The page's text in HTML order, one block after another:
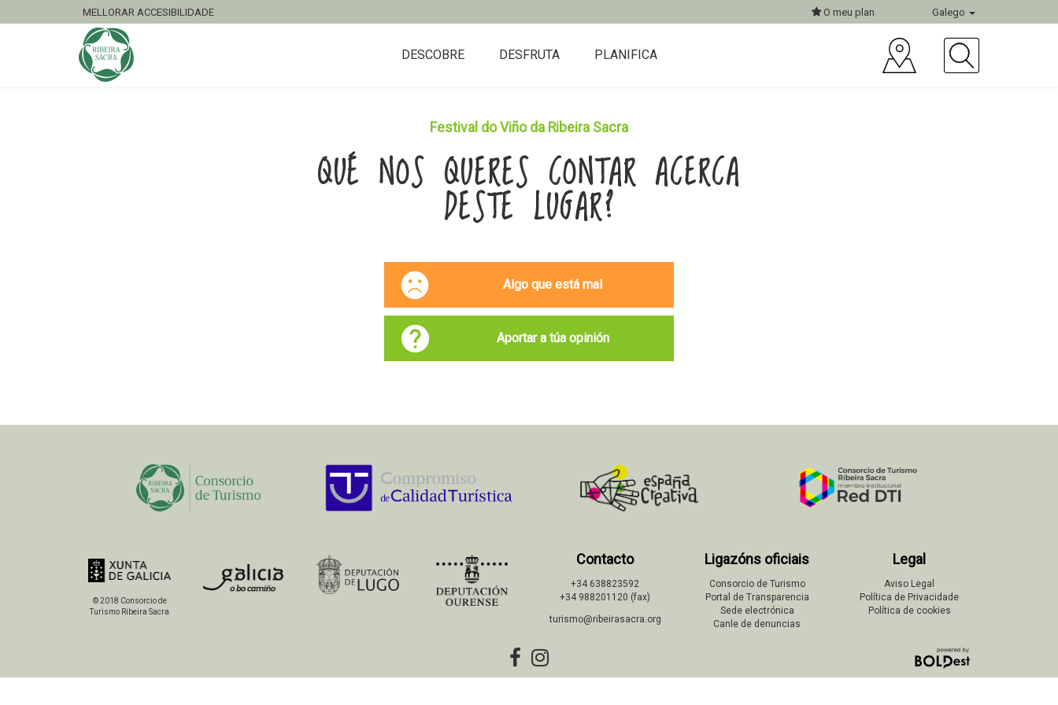
MELLORAR ACCESIBILIDADE O meu plan Galego
DESCOBRE DESFRUTA PLANIFICA
Festival do Viño da Ribeira Sacra
QUÉ NOS QUERES CONTAR ACERCA
DESTE LUGAR?
Algo que está mal
Aportar a túa opinión
© 2018 Consorcio de
Turismo Ribeira Sacra
Contacto
+34 638823592
+34 988201120 (fax)
turismo@ribeirasacra.org
Ligazóns oficiais
Consorcio de Turismo
Portal de Transparencia
Sede electrónica
Canle de denuncias
Legal
Aviso Legal
Política de Privacidade
Política de cookies